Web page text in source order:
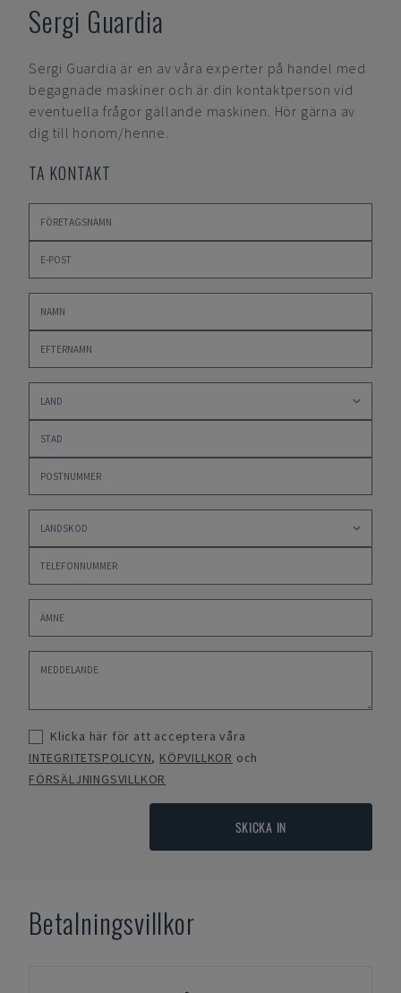
Sergi Guardia
Sergi Guardia är en av våra experter på handel med
begagnade maskiner och är din kontaktperson vid
eventuella frågor gällande maskinen. Hör gärna av
dig till honom/henne.
TA KONTAKT
Klicka här för att acceptera våra
INTEGRITETSPOLICYN, KÖPVILLKOR och
FÖRSÄLJNINGSVILLKOR
SKICKA IN
Betalningsvillkor